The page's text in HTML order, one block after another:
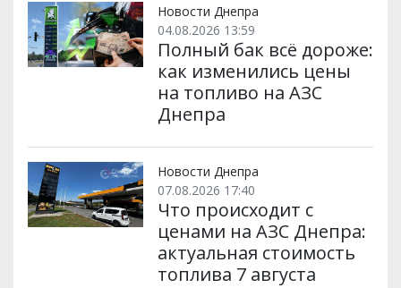
Новости Днепра
04.08.2026 13:59
Полный бак всё дороже:
как изменились цены
на топливо на АЗС
Днепра
Новости Днепра
07.08.2026 17:40
Что происходит с
ценами на АЗС Днепра:
актуальная стоимость
топлива 7 августа